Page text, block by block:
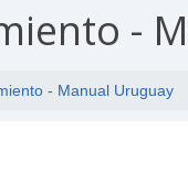
-
- Manual Uruguay